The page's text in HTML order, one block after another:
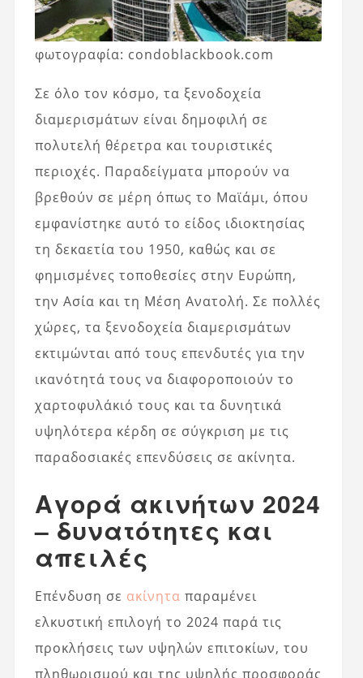
φωτογραφία: condoblackbook.com
Σε όλο τον κόσμο, τα ξενοδοχεία
διαμερισμάτων είναι δημοφιλή σε
πολυτελή θέρετρα και τουριστικές
περιοχές. Παραδείγματα μπορούν να
βρεθούν σε μέρη όπως το Μαϊάμι, όπου
εμφανίστηκε αυτό το είδος ιδιοκτησίας
τη δεκαετία του 1950, καθώς και σε
φημισμένες τοποθεσίες στην Ευρώπη,
την Ασία και τη Μέση Ανατολή. Σε πολλές
χώρες, τα ξενοδοχεία διαμερισμάτων
εκτιμώνται από τους επενδυτές για την
ικανότητά τους να διαφοροποιούν το
χαρτοφυλάκιό τους και τα δυνητικά
υψηλότερα κέρδη σε σύγκριση με τις
παραδοσιακές επενδύσεις σε ακίνητα.
Αγορά ακινήτων 2024
– δυνατότητες και
απειλές
Επένδυση σε ακίνητα παραμένει
ελκυστική επιλογή το 2024 παρά τις
προκλήσεις των υψηλών επιτοκίων, του
πληθωρισμού και της υψηλής προσφοράς